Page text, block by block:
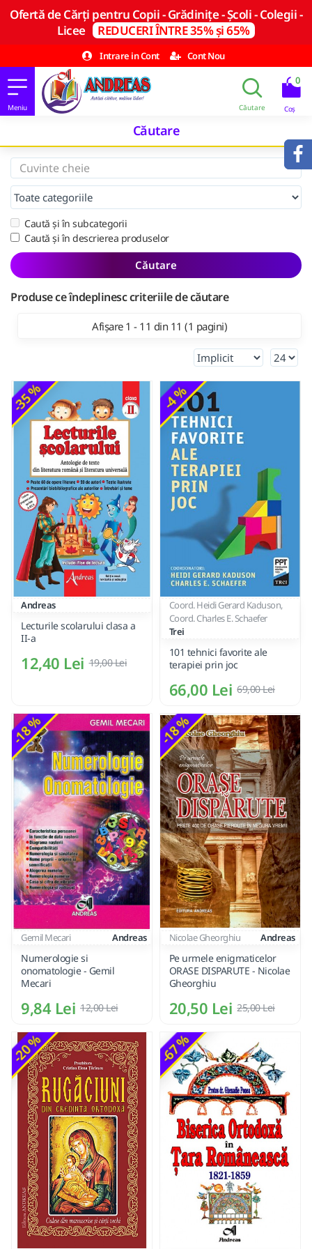
Ofertă de Cărți pentru Copii - Grădinițe - Școli - Colegii -
Licee REDUCERI ÎNTRE 35% și 65%
Intrare in Cont
Cont Nou
0
Căutare
Caută și în subcategorii
Caută și în descrierea produselor
Căutare
Produse ce îndeplinesc criteriile de căutare
Afișare 1 - 11 din 11 (1 pagini)
-35 %
Andreas
Lecturile scolarului clasa a
II-a
12,40 Lei 19,00 Lei
-4 %
Coord. Heidi Gerard Kaduson,
Coord. Charles E. Schaefer
Trei
101 tehnici favorite ale
terapiei prin joc
66,00 Lei 69,00 Lei
-18 %
Gemil Mecari Andreas
Numerologie si
onomatologie - Gemil
Mecari
9,84 Lei 12,00 Lei
-18 %
Nicolae Gheorghiu Andreas
Pe urmele enigmaticelor
ORASE DISPARUTE - Nicolae
Gheorghiu
20,50 Lei 25,00 Lei
-20 % -67 %